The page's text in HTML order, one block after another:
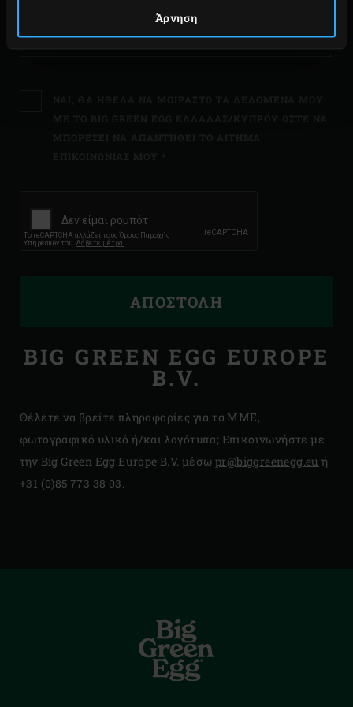
Άρνηση
ΑΠΟΣΤΟΛΉ
BIG GREEN EGG EUROPE
B.V.
Θέλετε να βρείτε πληροφορίες για τα ΜΜΕ,
φωτογραφικό υλικό ή/και λογότυπα; Επικοινωνήστε με
την Big Green Egg Europe B.V. μέσω pr@biggreenegg.eu ή
+31 (0)85 773 38 03